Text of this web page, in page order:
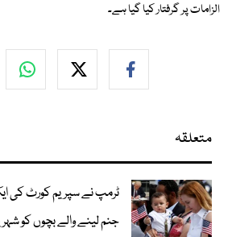
الزامات پر گرفتار کیا گیا ہے۔
متعلقہ
ٹرمپ نے سپریم کورٹ کی
جنم لینے والے بچوں کو